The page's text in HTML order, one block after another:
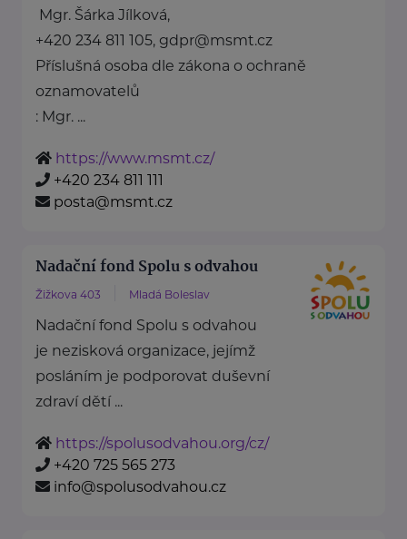
Mgr. Šárka Jílková,
+420 234 811 105, gdpr@msmt.cz
Příslušná osoba dle zákona o ochraně
oznamovatelů
: Mgr. ...
https://www.msmt.cz/
+420 234 811 111
posta@msmt.cz
Nadační fond Spolu s odvahou
Žižkova 403 Mladá Boleslav
Nadační fond Spolu s odvahou
je nezisková organizace, jejímž
posláním je podporovat duševní
zdraví dětí ...
https://spolusodvahou.org/cz/
+420 725 565 273
info@spolusodvahou.cz